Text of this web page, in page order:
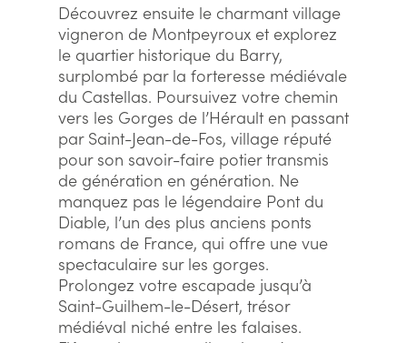
Découvrez ensuite le charmant village
vigneron de Montpeyroux et explorez
le quartier historique du Barry,
surplombé par la forteresse médiévale
du Castellas. Poursuivez votre chemin
vers les Gorges de l’Hérault en passant
par Saint-Jean-de-Fos, village réputé
pour son savoir-faire potier transmis
de génération en génération. Ne
manquez pas le légendaire Pont du
Diable, l’un des plus anciens ponts
romans de France, qui offre une vue
spectaculaire sur les gorges.
Prolongez votre escapade jusqu’à
Saint-Guilhem-le-Désert, trésor
médiéval niché entre les falaises.